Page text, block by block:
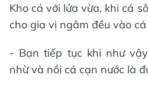
Kho cá với lửa vừa, khi cá
cho gia vị ngâm đều vào
- Bạn tiếp tục khi như
nhừ và nồi cá cạn nước là